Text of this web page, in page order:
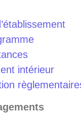
intérieur